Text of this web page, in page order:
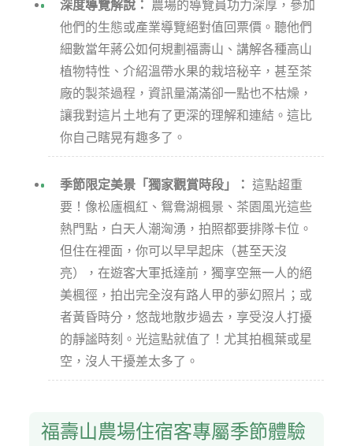
深度導覽解說： 農場的導覽員功力深厚，參加
他們的生態或產業導覽絕對值回票價。聽他們
細數當年蔣公如何規劃福壽山、講解各種高山
植物特性、介紹溫帶水果的栽培秘辛，甚至茶
廠的製茶過程，資訊量滿滿卻一點也不枯燥，
讓我對這片土地有了更深的理解和連結。這比
你自己瞎晃有趣多了。
季節限定美景「獨家觀賞時段」： 這點超重
要！像松廬楓紅、鴛鴦湖楓景、茶園風光這些
熱門點，白天人潮洶湧，拍照都要排隊卡位。
但住在裡面，你可以早早起床（甚至天沒
亮），在遊客大軍抵達前，獨享空無一人的絕
美楓徑，拍出完全沒有路人甲的夢幻照片；或
者黃昏時分，悠哉地散步過去，享受沒人打擾
的靜謐時刻。光這點就值了！尤其拍楓葉或星
空，沒人干擾差太多了。
福壽山農場住宿客專屬季節體驗